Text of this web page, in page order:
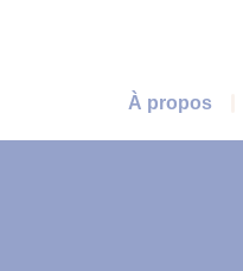
Menu principal
À propos